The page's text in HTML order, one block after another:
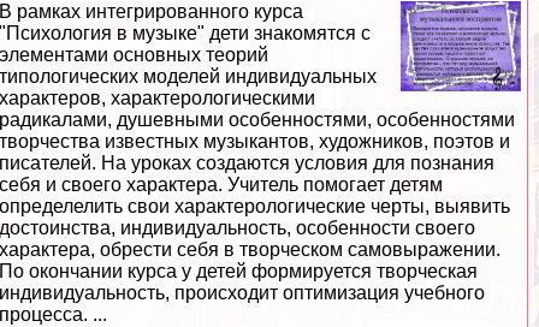
В рамках интегрированного курса
"Психология в музыке" дети знакомятся с
элементами основных теорий
типологических моделей индивидуальных
хаpaктеров, хаpaктерологическими
радикалами, душевными особенностями, особенностями
творчества известных музыкантов, художников, поэтов и
писателей. На уроках создаются условия для познания
себя и своего хаpaктера. Учитель помогает детям
определелить свои хаpaктерологические черты, выявить
достоинства, индивидуальность, особенности своего
хаpaктера, обрести себя в творческом самовыражении.
По окончании курса у детей формируется творческая
индивидуальность, происходит оптимизация учебного
процесса. ...